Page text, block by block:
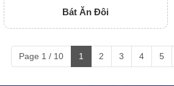
Bát Ăn Đôi
Page 1 / 10 1 2 3 4 5